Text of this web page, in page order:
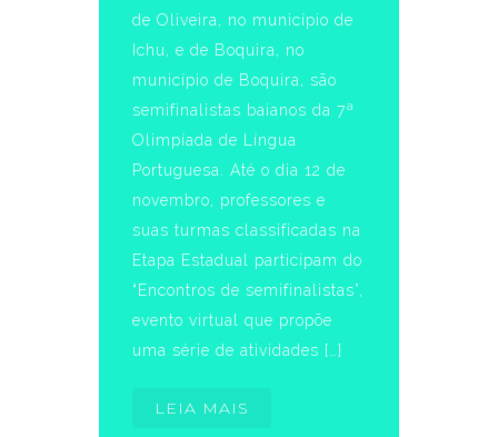
de Oliveira, no município de
Ichu, e de Boquira, no
município de Boquira, são
semifinalistas baianos da 7ª
Olimpíada de Língua
Portuguesa. Até o dia 12 de
novembro, professores e
suas turmas classificadas na
Etapa Estadual participam do
“Encontros de semifinalistas”,
evento virtual que propõe
uma série de atividades […]
LEIA MAIS